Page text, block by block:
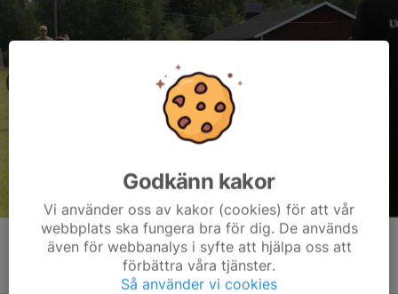
Godkänn kakor
Vi använder oss av kakor (cookies) för att vår
webbplats ska fungera bra för dig. De används
även för webbanalys i syfte att hjälpa oss att
förbättra våra tjänster.
Så använder vi cookies